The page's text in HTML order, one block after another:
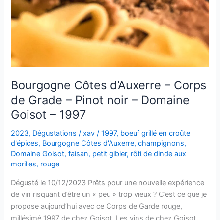
Bourgogne Côtes d’Auxerre – Corps
de Grade – Pinot noir – Domaine
Goisot – 1997
2023, Dégustations /xav/1997, boeuf grillé en croûte
d'épices, Bourgogne Côtes d'Auxerre,champignons,
Domaine Goisot,faisan, petit gibier, rôti de dinde aux
morilles, rouge
Dégusté le 10/12/2023 Prêts pour une nouvelle expérience
de vin risquant d’être un « peu » trop vieux ? C’est ce que je
propose aujourd’hui avec ce Corps de Garde rouge,
millésimé 1997 de chez Goisot. Les vins de chez Goisot